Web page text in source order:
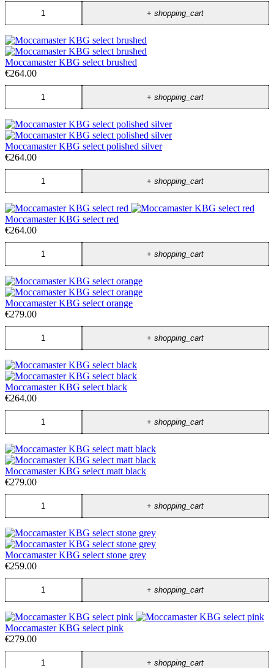
+shopping_cart
Moccamaster KBG select brushed
€264.00
+shopping_cart
Moccamaster KBG select polished silver
€264.00
+shopping_cart
Moccamaster KBG select red
€264.00
+shopping_cart
Moccamaster KBG select orange
€279.00
+shopping_cart
Moccamaster KBG select black
€264.00
+shopping_cart
Moccamaster KBG select matt black
€279.00
+shopping_cart
Moccamaster KBG select stone grey
€259.00
+shopping_cart
Moccamaster KBG select pink
€279.00
+shopping_cart